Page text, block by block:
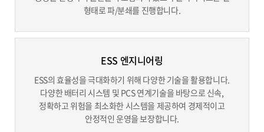
형태로 파/분쇄를 진행합니다.
ESS 엔지니어링
ESS의 효율성을 극대화하기 위해 다양한 기술을 활용합니다.
다양한 배터리 시스템 및 PCS 연계기술을 바탕으로 신속,
정확하고 위험을 최소화한 시스템을 제공하여 경제적이고
안정적인 운영을 보장합니다.